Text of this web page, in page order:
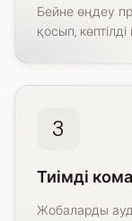
Бейне өңдеу
қосып,
3
Тиімді
Жобаларды